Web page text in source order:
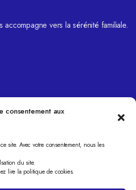
consentement aux
site. Avec votre consentement, nous les
du site.
lire la politique de cookies.
vers la sérénité familiale.